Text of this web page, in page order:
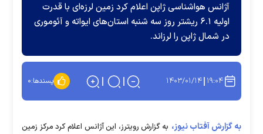
آژانس هواشناسی ژاپن اعلام کرد زمین لرزه‌ای با قدرت
اولیه ۶.۱ ریشتر روز سه شنبه استان‌های ایواته و آئوموری
در شمال ژاپن را لرزاند.
۱۹:۰۴ ۱۴۰۳/۰۱/۱۴ پسندها:۰
به گزارش آفتاب نیوز، به گزارش رویترز، این آژانس اعلام کرد مرکز زمین